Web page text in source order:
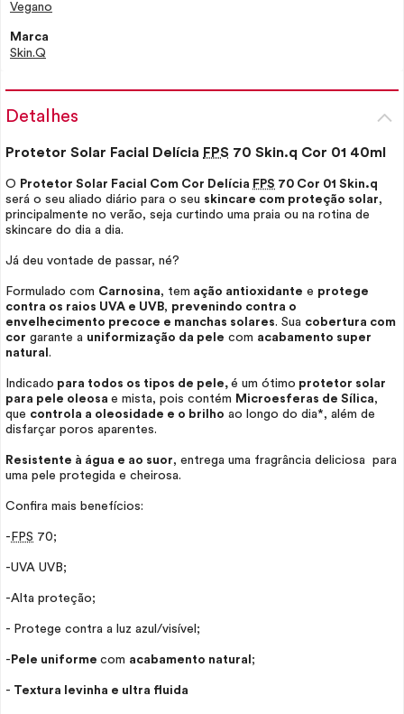
Vegano
Marca
Skin.Q
Detalhes
Protetor Solar Facial Delícia FPS 70 Skin.q Cor 01 40ml
O Protetor Solar Facial Com Cor Delícia FPS 70 Cor 01 Skin.q
será o seu aliado diário para o seu skincare com proteção solar,
principalmente no verão, seja curtindo uma praia ou na rotina de
skincare do dia a dia.
Já deu vontade de passar, né?
Formulado com Carnosina, tem ação antioxidante e protege
contra os raios UVA e UVB, prevenindo contra o
envelhecimento precoce e manchas solares. Sua cobertura com
cor garante a uniformização da pele com acabamento super
natural .
Indicado para todos os tipos de pele, é um ótimo protetor solar
para pele oleosa e mista, pois contém Microesferas de Sílica,
que controla a oleosidade e o brilho ao longo do dia*, além de
disfarçar poros aparentes.
Resistente à água e ao suor, entrega uma fragrância deliciosa para
uma pele protegida e cheirosa.
Confira mais benefícios:
- FPS 70;
-UVA UVB;
-Alta proteção;
- Protege contra a luz azul/visível;
- Pele uniforme com acabamento natural ;
- Textura levinha e ultra fluida